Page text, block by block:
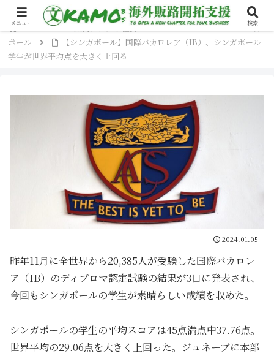
ホーム 東南アジアの経済・ビジネスニュース
シンガ
ポール
【シンガポール】国際バカロレア（IB）、シンガポール
学生が世界平均点を大きく上回る
2024.01.05
昨年11月に全世界から20,385人が受験した国際バカロレ
ア（IB）のディプロマ認定試験の結果が3日に発表され、
今回もシンガポールの学生が素晴らしい成績を収めた。
シンガポールの学生の平均スコアは45点満点中37.76点。
世界平均の29.06点を大きく上回った。ジュネーブに本部
メニュー 検索